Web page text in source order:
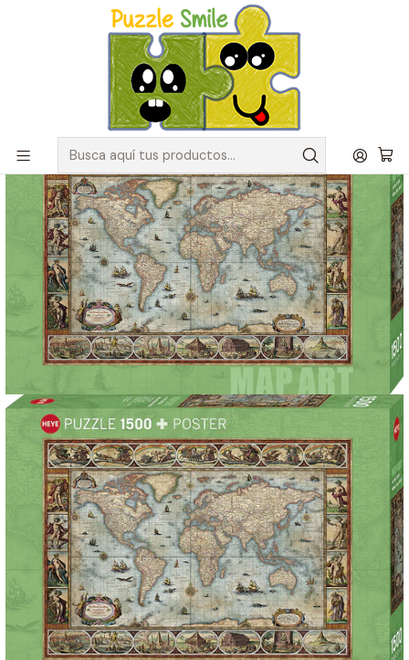
Envíos GRATIS para pedidos sobre $50.000 en Regiones de la
Catálogo de Puzzles y Rompecabezas
Marcas
Puzzle 1500 Piezas | Willem Blaeu World